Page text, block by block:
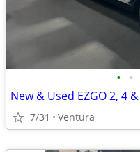
• •
New & Used EZGO 2, 4
7/31 Ventura